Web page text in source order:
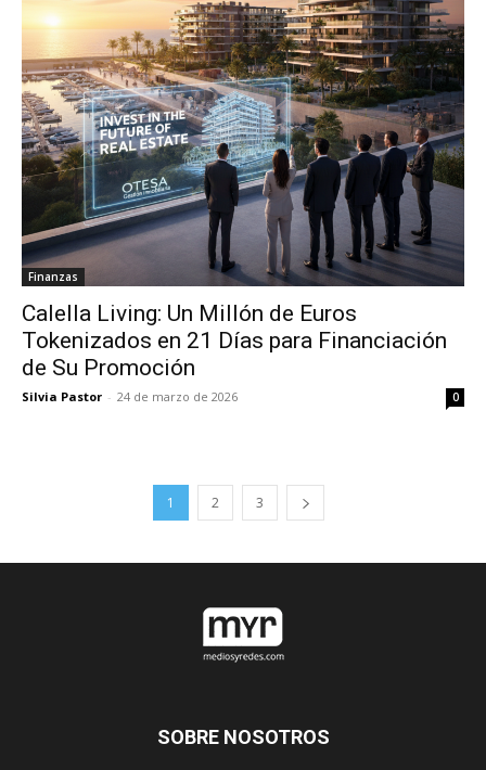
Finanzas
Calella Living: Un Millón de Euros
Tokenizados en 21 Días para Financiación
de Su Promoción
Silvia Pastor - 24 de marzo de 2026 0
1 2 3
SOBRE NOSOTROS